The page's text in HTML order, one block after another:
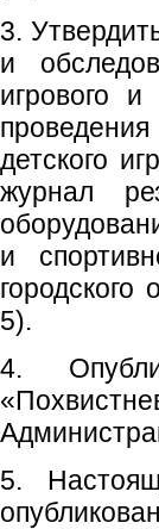
3.
и
игрового
детского
журнал
и
5).
4.
5.